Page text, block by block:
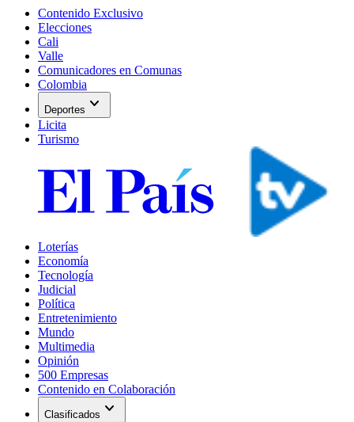
Contenido Exclusivo
Elecciones
Cali
Valle
Comunicadores en Comunas
Colombia
Deportes expand_more
Licita
Turismo
Loterías
Economía
Tecnología
Judicial
Política
Entretenimiento
Mundo
Multimedia
Opinión
500 Empresas
Contenido en Colaboración
Clasificados expand_more